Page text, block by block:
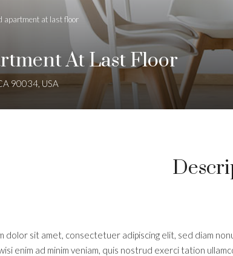
apartment at last floor
At Last Floor
90034, USA
dolor sit amet, consectetuer adipiscing elit, sed diam
enim ad minim veniam, quis nostrud exerci tation